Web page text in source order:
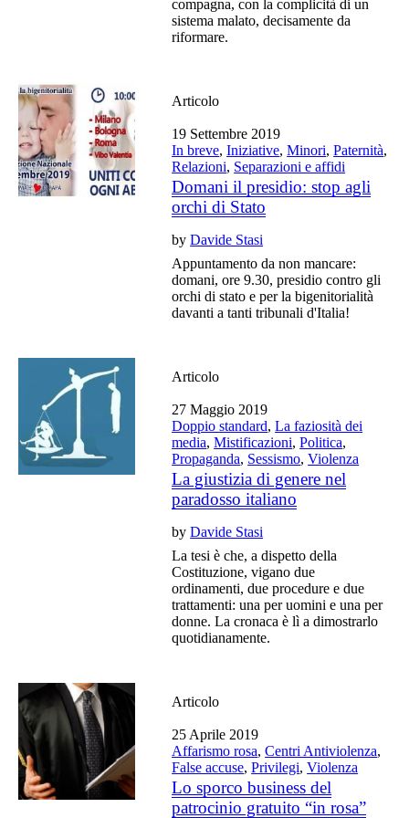
compagna, con la complicità di un
sistema malato, decisamente da
riformare.
Articolo
19 Settembre 2019
In breve,Iniziative,Minori,Paternità,
Relazioni, Separazioni e affidi
Domani il presidio: stop agli
orchi di Stato
byDavide Stasi
Appuntamento da non mancare:
domani, ore 9.30, presidio contro gli
orchi di stato e per la bigenitorialità
davanti a tanti tribunali d'Italia!
Articolo
27 Maggio 2019
Doppio standard,La faziosità dei
media,Mistificazioni,Politica,
Propaganda, Sessismo,Violenza
La giustizia di genere nel
paradosso italiano
byDavide Stasi
La tesi è che, a dispetto della
Costituzione, vigano due
ordinamenti, due procedure e due
trattamenti: una per uomini e una per
donne. La cronaca è lì a dimostrarlo
quotidianamente.
Articolo
25 Aprile 2019
Affarismo rosa,Centri Antiviolenza,
False accuse,Privilegi,Violenza
Lo sporco business del
patrocinio gratuito “in rosa”